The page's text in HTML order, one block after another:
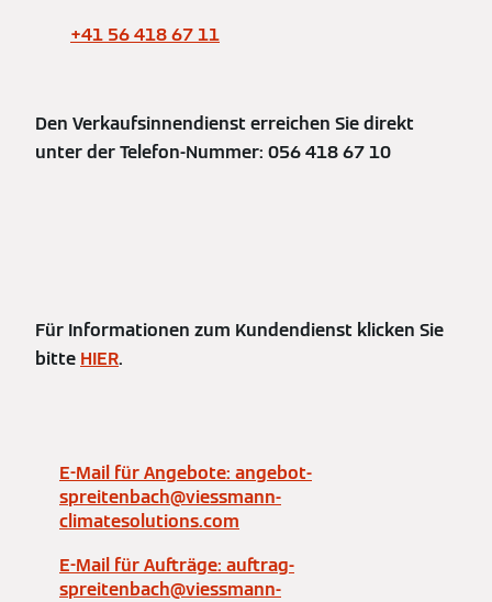
+41 56 418 67 11
Den Verkaufsinnendienst erreichen Sie direkt
unter der Telefon-Nummer: 056 418 67 10
Für Informationen zum Kundendienst klicken Sie
bitte HIER.
E-Mail für Angebote: angebot-
spreitenbach@viessmann-
climatesolutions.com
E-Mail für Aufträge: auftrag-
spreitenbach@viessmann-